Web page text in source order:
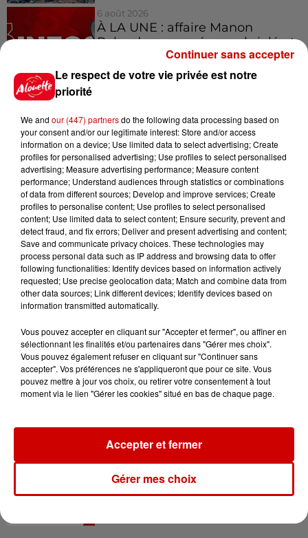
6 août 2026
À LA UNE : affaire Manon
Relandeau, musée cambriolé et
Amel Bent en...
Jeux Voir plus
Gagnez vos places pour le
Festival du Roi Arthur 2026 !
Gagnez vos entrées pour le
Musée du Sport Automobile au
Mans !
Alouette vous invite à
Futuroscope Xperiences !
Le Duel - Gagnez votre balade
Le respect de votre vie privée est notre
priorité
We and our (447) partnersdo the following data processing based on
your consent and/or our legitimate interest: Store and/or access
information on a device; Use limited data to select advertising; Create
profiles for personalised advertising; Use profiles to select personalised
advertising; Measure advertising performance; Measure content
performance; Understand audiences through statistics or combinations
of data from different sources; Develop and improve services; Create
profiles to personalise content; Use profiles to select personalised
content; Use limited data to select content; Ensure security, prevent and
detect fraud, and fix errors; Deliver and present advertising and content;
Save and communicate privacy choices. These technologies may
process personal data such as IP address and browsing data to offer
following functionalities: Identify devices based on information actively
requested; Use precise geolocation data; Match and combine data from
other data sources; Link different devices; Identify devices based on
information transmitted automatically.
Vous pouvez accepter en cliquant sur "Accepter et fermer", ou affiner en
sélectionnant les finalités et/ou partenaires dans "Gérer mes choix".
Vous pouvez également refuser en cliquant sur "Continuer sans
accepter". Vos préférences ne s'appliqueront que pour ce site. Vous
pouvez mettre à jour vos choix, ou retirer votre consentement à tout
moment via le lien "Gérer les cookies" situé en bas de chaque page.
Gérer mes choix
Accepter et fermer
Continuer sans accepter